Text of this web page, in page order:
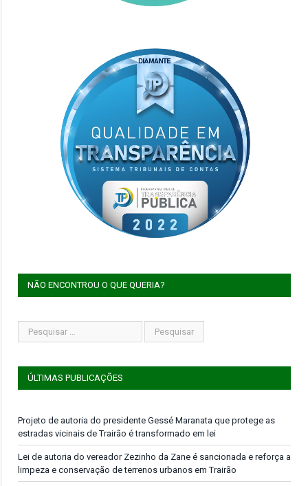
NÃO ENCONTROU O QUE QUERIA?
ÚLTIMAS PUBLICAÇÕES
Projeto de autoria do presidente Gessé Maranata que protege as
estradas vicinais de Trairão é transformado em lei
Lei de autoria do vereador Zezinho da Zane é sancionada e reforça a
limpeza e conservação de terrenos urbanos em Trairão